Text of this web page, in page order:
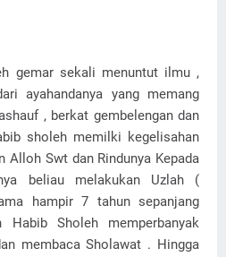
gemar sekali menuntut ilmu ,
ayahandanya yang memang
, berkat gembelengan dan
sholeh memilki kegelisahan
Alloh Swt dan Rindunya Kepada
beliau melakukan Uzlah (
hampir 7 tahun sepanjang
Habib Sholeh memperbanyak
membaca Sholawat . Hingga